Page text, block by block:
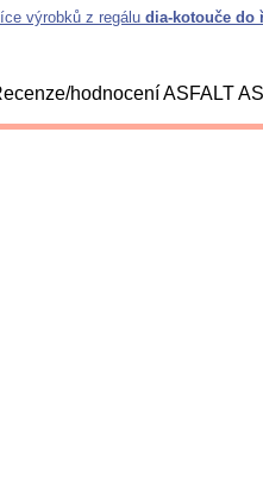
výrobků z regálu dia-kotouče do
hodnocení ASFALT